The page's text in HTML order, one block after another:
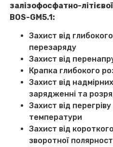
залізофосфатно-
BOS-GM5.1:
Захист від
перезаряду
Захист від
Крапка глибокого
Захист від
зарядженні та
Захист від
температури
Захист від
зворотної